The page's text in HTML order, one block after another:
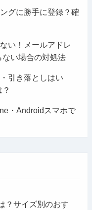
グに勝手に登録？確
い！メールアドレ
ない場合の対処法
引き落としはい
・Androidスマホで
？サイズ別のおす